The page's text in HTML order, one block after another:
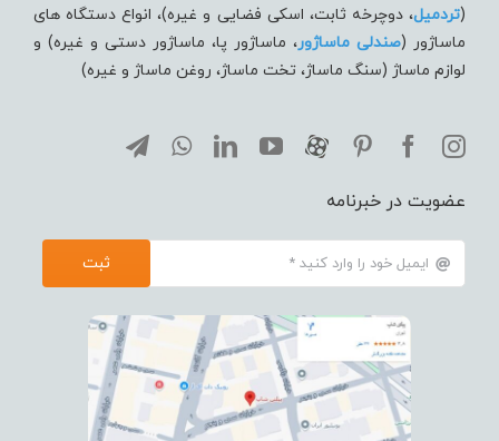
(تردميل، دوچرخه ثابت، اسکی فضایی و غیره)، انواع دستگاه های
ماساژور (صندلی ماساژور، ماساژور پا، ماساژور دستی و غیره) و
لوازم ماساژ (سنگ ماساژ، تخت ماساژ، روغن ماساژ و غیره)
عضویت در خبرنامه
ثبت